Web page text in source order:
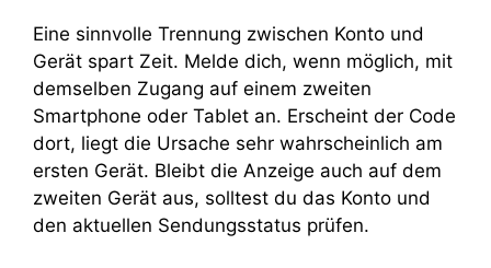
Eine sinnvolle Trennung zwischen Konto und
Gerät spart Zeit. Melde dich, wenn möglich, mit
demselben Zugang auf einem zweiten
Smartphone oder Tablet an. Erscheint der Code
dort, liegt die Ursache sehr wahrscheinlich am
ersten Gerät. Bleibt die Anzeige auch auf dem
zweiten Gerät aus, solltest du das Konto und
den aktuellen Sendungsstatus prüfen.